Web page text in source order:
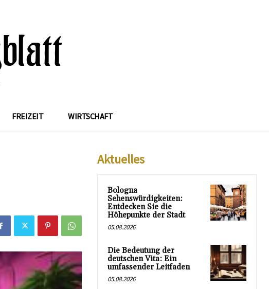
FREIZEIT WIRTSCHAFT
Aktuelles
Bologna
Sehenswürdigkeiten:
Entdecken Sie die
Höhepunkte der Stadt
05.08.2026
Die Bedeutung der
deutschen Vita: Ein
umfassender Leitfaden
05.08.2026